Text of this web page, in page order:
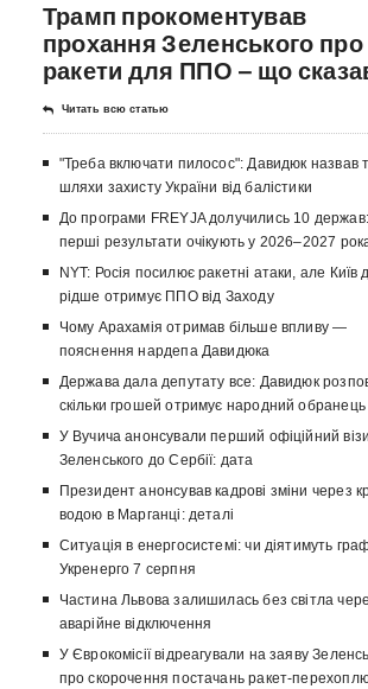
Трамп прокоментував
прохання Зеленського про
ракети для ППО – що
Читать всю статью
"Треба включати пилосос": Давидюк назвав
шляхи захисту України від балістики
До програми FREYJA долучились 10 держав:
перші результати очікують у 2026–2027
NYT: Росія посилює ракетні атаки, але Київ
рідше отримує ППО від Заходу
Чому Арахамія отримав більше впливу —
пояснення нардепа Давидюка
Держава дала депутату все: Давидюк
скільки грошей отримує народний обранець
У Вучича анонсували перший офіційний
Зеленського до Сербії: дата
Президент анонсував кадрові зміни через
водою в Марганці: деталі
Ситуація в енергосистемі: чи діятимуть
Укренерго 7 серпня
Частина Львова залишилась без світла
аварійне відключення
У Єврокомісії відреагували на заяву
про скорочення постачань ракет-